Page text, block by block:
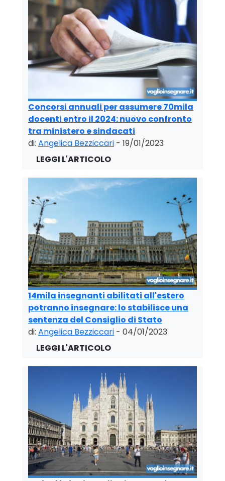
Concorsi annuali per assumere 70mila
docenti entro il 2024: nuovo confronto
tra ministero e sindacati
di: Angelica Bezziccari - 19/01/2023
14mila insegnanti abilitati all'estero
potranno insegnare: lo stabilisce una
sentenza del Consiglio di Stato
di: Angelica Bezziccari - 04/01/2023